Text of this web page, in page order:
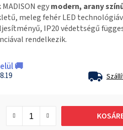
egymodern, arany
meleg fehér LED
IP20 védettségű
rendelkezik.
🚚